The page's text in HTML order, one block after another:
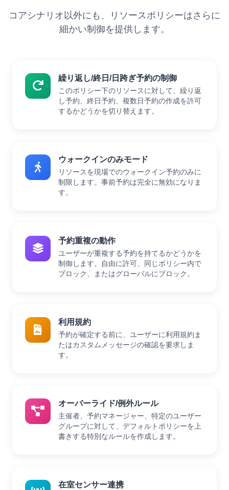
コアシナリオ以外にも、リソースポリシーはさらに
細かい制御を提供します。
繰り返し/終日/日跨ぎ予約の制御
このポリシー下のリソースに対して、繰り返
し予約、終日予約、複数日予約の作成を許可
するかどうかを切り替えます。
ウォークインのみモード
リソースを現場でのウォークイン予約のみに
制限します。事前予約は完全に無効になりま
す。
予約重複の動作
ユーザーが重複する予約を持てるかどうかを
制御します。自由に許可、同じポリシー内で
ブロック、またはグローバルにブロック。
利用規約
予約が確定する前に、ユーザーに利用規約ま
たはカスタムメッセージの確認を要求しま
す。
オーバーライド/例外ルール
主催者、予約マネージャー、特定のユーザー
グループに対して、デフォルトポリシーを上
書きする特別なルールを作成します。
在室センサー連携